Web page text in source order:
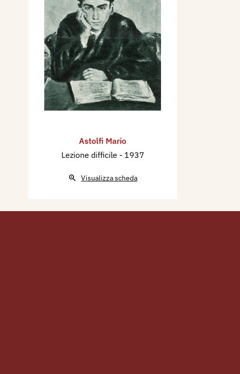
Astolfi Mario
Lezione difficile - 1937
Visualizza scheda